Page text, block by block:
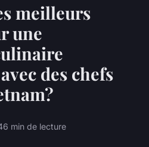
meilleurs
une
des chefs
6 min de lecture